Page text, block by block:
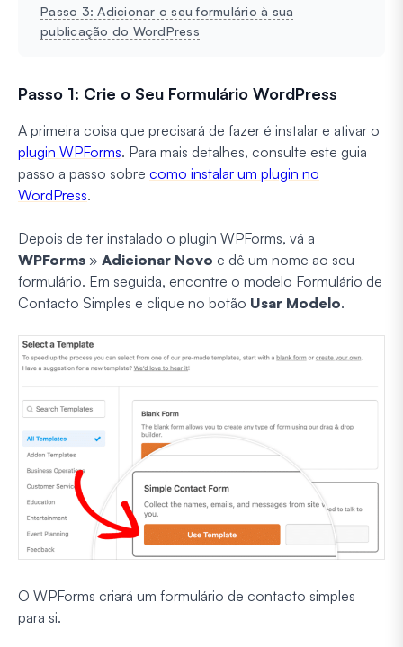
Passo 3: Adicionar o seu formulário à sua
publicação do WordPress
Passo 1: Crie o Seu Formulário WordPress
A primeira coisa que precisará de fazer é instalar e ativar o
plugin WPForms. Para mais detalhes, consulte este guia
passo a passo sobre como instalar um plugin no
WordPress.
Depois de ter instalado o plugin WPForms, vá a
WPForms » Adicionar Novo e dê um nome ao seu
formulário. Em seguida, encontre o modelo Formulário de
Contacto Simples e clique no botão Usar Modelo.
O WPForms criará um formulário de contacto simples
para si.